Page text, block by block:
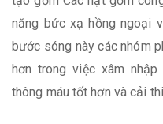
năng bức xạ hồng ngoại
bước sóng này các nhóm
hơn trong việc xâm
thông máu tốt hơn và cải